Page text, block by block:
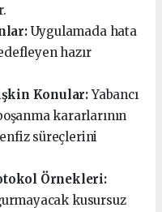
Uygulamada hata
hazır
Konular:Yabancı
kararlarının
süreçlerini
Örnekleri:
kusursuz